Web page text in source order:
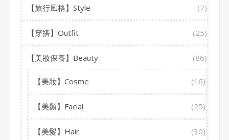
【旅行風格】Style (7)
【穿搭】Outfit (25)
【美妝保養】Beauty (86)
【美妝】Cosme (16)
【美顏】Facial (25)
【美髮】Hair (30)